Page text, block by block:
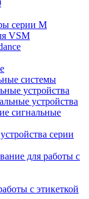
серии M
VSM
системы
устройства
устройства
сигнальные
серии
для работы с
с этикеткой